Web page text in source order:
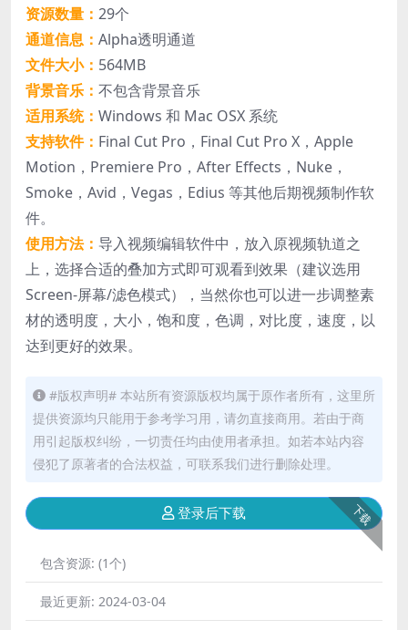
资源数量： 29个
通道信息： Alpha透明通道
文件大小： 564MB
背景音乐： 不包含背景音乐
适用系统： Windows 和 Mac OSX 系统
支持软件： Final Cut Pro，Final Cut Pro X，Apple
Motion，Premiere Pro，After Effects，Nuke，
Smoke，Avid，Vegas，Edius 等其他后期视频制作软
件。
使用方法： 导入视频编辑软件中，放入原视频轨道之
上，选择合适的叠加方式即可观看到效果（建议选用
Screen-屏幕/滤色模式），当然你也可以进一步调整素
材的透明度，大小，饱和度，色调，对比度，速度，以
达到更好的效果。
#版权声明# 本站所有资源版权均属于原作者所有，这里所
提供资源均只能用于参考学习用，请勿直接商用。若由于商
用引起版权纠纷，一切责任均由使用者承担。如若本站内容
侵犯了原著者的合法权益，可联系我们进行删除处理。
下载
登录后下载
包含资源: (1个)
最近更新: 2024-03-04